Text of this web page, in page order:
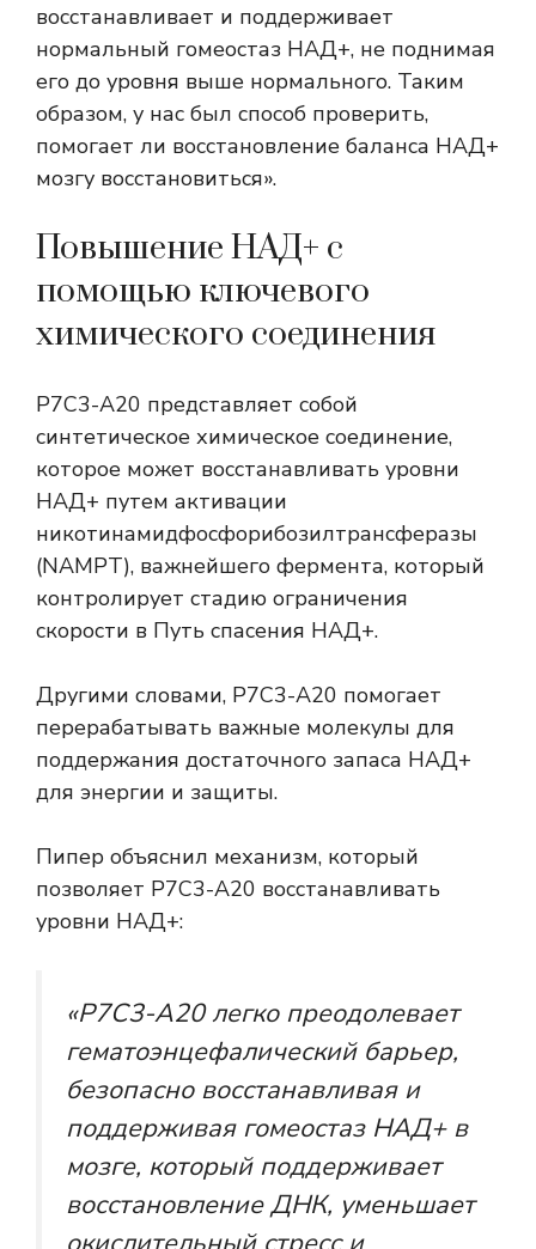
восстанавливает и поддерживает
нормальный гомеостаз НАД+, не поднимая
его до уровня выше нормального. Таким
образом, у нас был способ проверить,
помогает ли восстановление баланса НАД+
мозгу восстановиться».
Повышение НАД+ с
помощью ключевого
химического соединения
P7C3-A20 представляет собой
синтетическое химическое соединение,
которое может восстанавливать уровни
НАД+ путем активации
никотинамидфосфорибозилтрансферазы
(NAMPT), важнейшего фермента, который
контролирует стадию ограничения
скорости в Путь спасения НАД+.
Другими словами, P7C3-A20 помогает
перерабатывать важные молекулы для
поддержания достаточного запаса НАД+
для энергии и защиты.
Пипер объяснил механизм, который
позволяет P7C3-A20 восстанавливать
уровни НАД+:
«P7C3-A20 легко преодолевает
гематоэнцефалический барьер,
безопасно восстанавливая и
поддерживая гомеостаз НАД+ в
мозге, который поддерживает
восстановление ДНК, уменьшает